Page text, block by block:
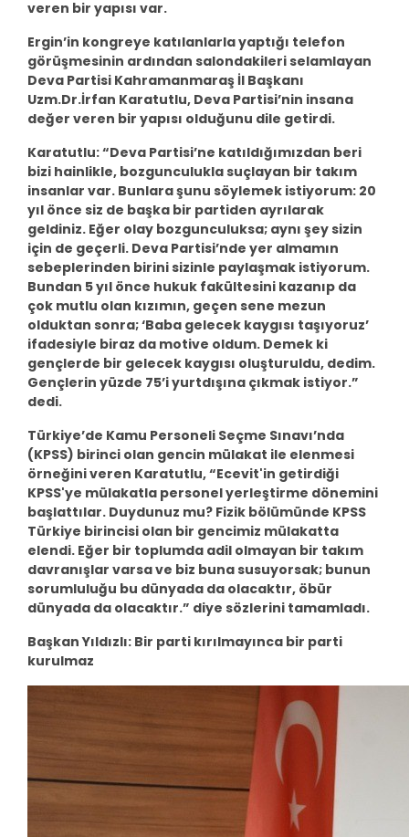
veren bir yapısı var.
Ergin’in kongreye katılanlarla yaptığı telefon
görüşmesinin ardından salondakileri selamlayan
Deva Partisi Kahramanmaraş İl Başkanı
Uzm.Dr.İrfan Karatutlu, Deva Partisi’nin insana
değer veren bir yapısı olduğunu dile getirdi.
Karatutlu: “Deva Partisi’ne katıldığımızdan beri
bizi hainlikle, bozgunculukla suçlayan bir takım
insanlar var. Bunlara şunu söylemek istiyorum: 20
yıl önce siz de başka bir partiden ayrılarak
geldiniz. Eğer olay bozgunculuksa; aynı şey sizin
için de geçerli. Deva Partisi’nde yer almamın
sebeplerinden birini sizinle paylaşmak istiyorum.
Bundan 5 yıl önce hukuk fakültesini kazanıp da
çok mutlu olan kızımın, geçen sene mezun
olduktan sonra; ‘Baba gelecek kaygısı taşıyoruz’
ifadesiyle biraz da motive oldum. Demek ki
gençlerde bir gelecek kaygısı oluşturuldu, dedim.
Gençlerin yüzde 75’i yurtdışına çıkmak istiyor.”
dedi.
Türkiye’de Kamu Personeli Seçme Sınavı’nda
(KPSS) birinci olan gencin mülakat ile elenmesi
örneğini veren Karatutlu, “Ecevit'in getirdiği
KPSS'ye mülakatla personel yerleştirme dönemini
başlattılar. Duydunuz mu? Fizik bölümünde KPSS
Türkiye birincisi olan bir gencimiz mülakatta
elendi. Eğer bir toplumda adil olmayan bir takım
davranışlar varsa ve biz buna susuyorsak; bunun
sorumluluğu bu dünyada da olacaktır, öbür
dünyada da olacaktır.” diye sözlerini tamamladı.
Başkan Yıldızlı: Bir parti kırılmayınca bir parti
kurulmaz